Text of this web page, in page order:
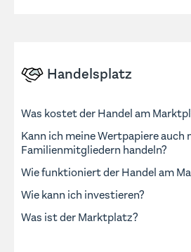
Handelsplatz
Was kostet der Handel am
Kann ich meine Wertpapiere auch
Familienmitgliedern handeln?
Wie funktioniert der Handel am
Wie kann ich investieren?
Was ist der Marktplatz?